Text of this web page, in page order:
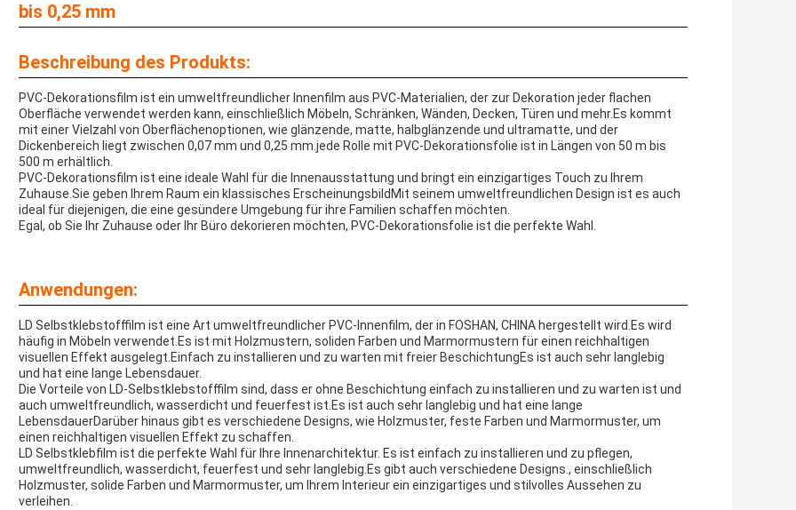
bis 0,25 mm
Beschreibung des Produkts:
PVC-Dekorationsfilm ist ein umweltfreundlicher Innenfilm aus PVC-Materialien, der zur Dekoration jeder flachen
Oberfläche verwendet werden kann, einschließlich Möbeln, Schränken, Wänden, Decken, Türen und mehr.Es kommt
mit einer Vielzahl von Oberflächenoptionen, wie glänzende, matte, halbglänzende und ultramatte, und der
Dickenbereich liegt zwischen 0,07 mm und 0,25 mm.jede Rolle mit PVC-Dekorationsfolie ist in Längen von 50 m bis
500 m erhältlich.
PVC-Dekorationsfilm ist eine ideale Wahl für die Innenausstattung und bringt ein einzigartiges Touch zu Ihrem
Zuhause.Sie geben Ihrem Raum ein klassisches ErscheinungsbildMit seinem umweltfreundlichen Design ist es auch
ideal für diejenigen, die eine gesündere Umgebung für ihre Familien schaffen möchten.
Egal, ob Sie Ihr Zuhause oder Ihr Büro dekorieren möchten, PVC-Dekorationsfolie ist die perfekte Wahl.
Anwendungen:
LD Selbstklebstofffilm ist eine Art umweltfreundlicher PVC-Innenfilm, der in FOSHAN, CHINA hergestellt wird.Es wird
häufig in Möbeln verwendet.Es ist mit Holzmustern, soliden Farben und Marmormustern für einen reichhaltigen
visuellen Effekt ausgelegt.Einfach zu installieren und zu warten mit freier BeschichtungEs ist auch sehr langlebig
und hat eine lange Lebensdauer.
Die Vorteile von LD-Selbstklebstofffilm sind, dass er ohne Beschichtung einfach zu installieren und zu warten ist und
auch umweltfreundlich, wasserdicht und feuerfest ist.Es ist auch sehr langlebig und hat eine lange
LebensdauerDarüber hinaus gibt es verschiedene Designs, wie Holzmuster, feste Farben und Marmormuster, um
einen reichhaltigen visuellen Effekt zu schaffen.
LD Selbstklebfilm ist die perfekte Wahl für Ihre Innenarchitektur. Es ist einfach zu installieren und zu pflegen,
umweltfreundlich, wasserdicht, feuerfest und sehr langlebig.Es gibt auch verschiedene Designs., einschließlich
Holzmuster, solide Farben und Marmormuster, um Ihrem Interieur ein einzigartiges und stilvolles Aussehen zu
verleihen.